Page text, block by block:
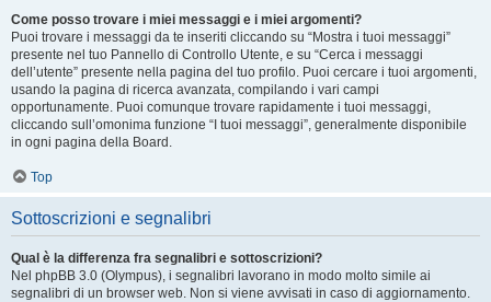
Come posso trovare i miei messaggi e i miei argomenti?
Puoi trovare i messaggi da te inseriti cliccando su “Mostra i tuoi messaggi”
presente nel tuo Pannello di Controllo Utente, e su “Cerca i messaggi
dell’utente” presente nella pagina del tuo profilo. Puoi cercare i tuoi argomenti,
usando la pagina di ricerca avanzata, compilando i vari campi
opportunamente. Puoi comunque trovare rapidamente i tuoi messaggi,
cliccando sull’omonima funzione “I tuoi messaggi”, generalmente disponibile
in ogni pagina della Board.
Top
Sottoscrizioni e segnalibri
Qual è la differenza fra segnalibri e sottoscrizioni?
Nel phpBB 3.0 (Olympus), i segnalibri lavorano in modo molto simile ai
segnalibri di un browser web. Non si viene avvisati in caso di aggiornamento.